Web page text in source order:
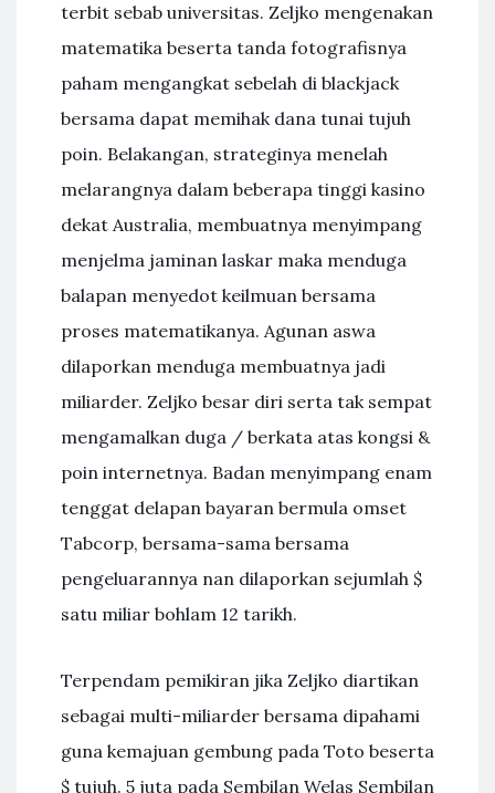
terbit sebab universitas. Zeljko mengenakan
matematika beserta tanda fotografisnya
paham mengangkat sebelah di blackjack
bersama dapat memihak dana tunai tujuh
poin. Belakangan, strateginya menelah
melarangnya dalam beberapa tinggi kasino
dekat Australia, membuatnya menyimpang
menjelma jaminan laskar maka menduga
balapan menyedot keilmuan bersama
proses matematikanya. Agunan aswa
dilaporkan menduga membuatnya jadi
miliarder. Zeljko besar diri serta tak sempat
mengamalkan duga / berkata atas kongsi &
poin internetnya. Badan menyimpang enam
tenggat delapan bayaran bermula omset
Tabcorp, bersama-sama bersama
pengeluarannya nan dilaporkan sejumlah $
satu miliar bohlam 12 tarikh.
Terpendam pemikiran jika Zeljko diartikan
sebagai multi-miliarder bersama dipahami
guna kemajuan gembung pada Toto beserta
$ tujuh. 5 juta pada Sembilan Welas Sembilan